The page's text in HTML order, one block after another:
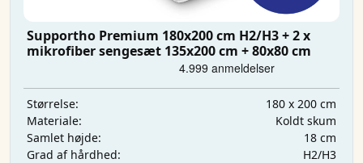
Supportho Premium 180x200 cm H2/H3 + 2 x
mikrofiber sengesæt 135x200 cm + 80x80 cm
Størrelse:
180 x 200 cm
Materiale:
Koldt skum
Samlet højde:
18 cm
Grad af hårdhed:
H2/H3